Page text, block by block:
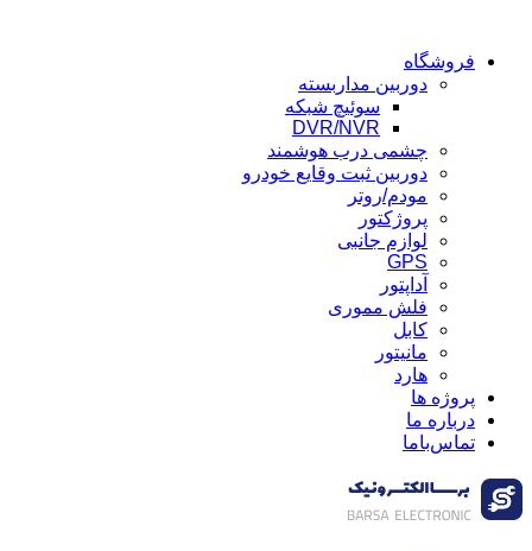
فروشگاه
دوربین مداربسته
سوئیچ شبکه
DVR/NVR
چشمی درب هوشمند
دوربین ثبت وقایع خودرو
مودم/روتر
پروژکتور
لوازم جانبی
GPS
آداپتور
فلش مموری
کابل
مانیتور
هارد
پروژه ها
درباره ما
تماس‌باما